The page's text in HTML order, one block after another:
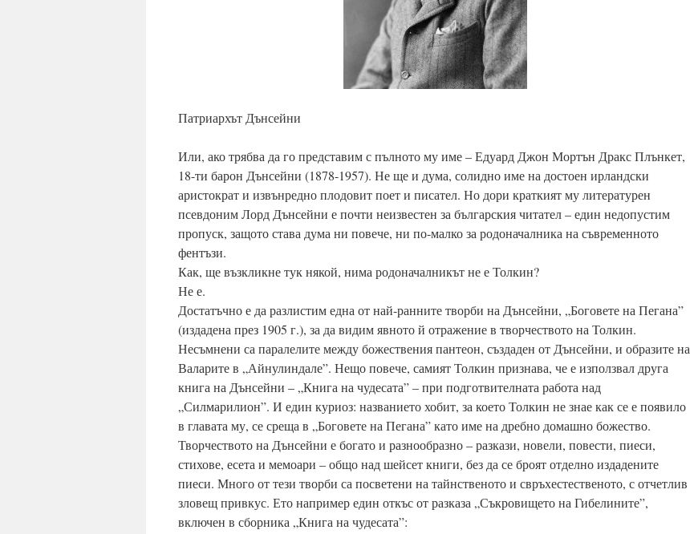
Патриархът Дънсейни
Или, ако трябва да го представим с пълното му име – Едуард Джон Мортън Дракс Плънкет,
18-ти барон Дънсейни (1878-1957). Не ще и дума, солидно име на достоен ирландски
аристократ и извънредно плодовит поет и писател. Но дори краткият му литературен
псевдоним Лорд Дънсейни е почти неизвестен за българския читател – един недопустим
пропуск, защото става дума ни повече, ни по-малко за родоначалника на съвременното
фентъзи.
Как, ще възкликне тук някой, нима родоначалникът не е Толкин?
Не е.
Достатъчно е да разлистим една от най-ранните творби на Дънсейни, „Боговете на Пегана”
(издадена през 1905 г.), за да видим явното й отражение в творчеството на Толкин.
Несъмнени са паралелите между божествения пантеон, създаден от Дънсейни, и образите на
Валарите в „Айнулиндале”. Нещо повече, самият Толкин признава, че е използвал друга
книга на Дънсейни – „Книга на чудесата” – при подготвителната работа над
„Силмарилион”. И един куриоз: названието хобит, за което Толкин не знае как се е появило
в главата му, се среща в „Боговете на Пегана” като име на дребно домашно божество.
Творчеството на Дънсейни е богато и разнообразно – разкази, новели, повести, пиеси,
стихове, есета и мемоари – общо над шейсет книги, без да се броят отделно издадените
пиеси. Много от тези творби са посветени на тайнственото и свръхестественото, с отчетлив
зловещ привкус. Ето например един откъс от разказа „Съкровището на Гибелините”,
включен в сборника „Книга на чудесата”: